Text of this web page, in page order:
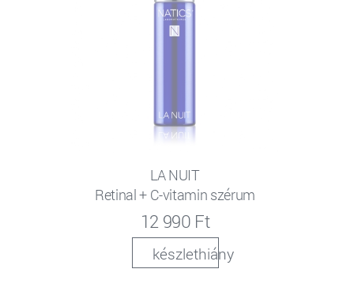
LA NUIT
Retinal + C-vitamin szérum
12 990 Ft
készlethiány